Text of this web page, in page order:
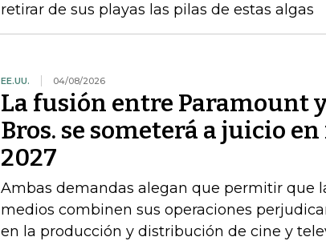
retirar de sus playas las pilas de estas algas
EE.UU. 04/08/2026
La fusión entre Paramount
Bros. se someterá a juicio
2027
Ambas demandas alegan que permitir que
medios combinen sus operaciones
en la producción y distribución de cine y